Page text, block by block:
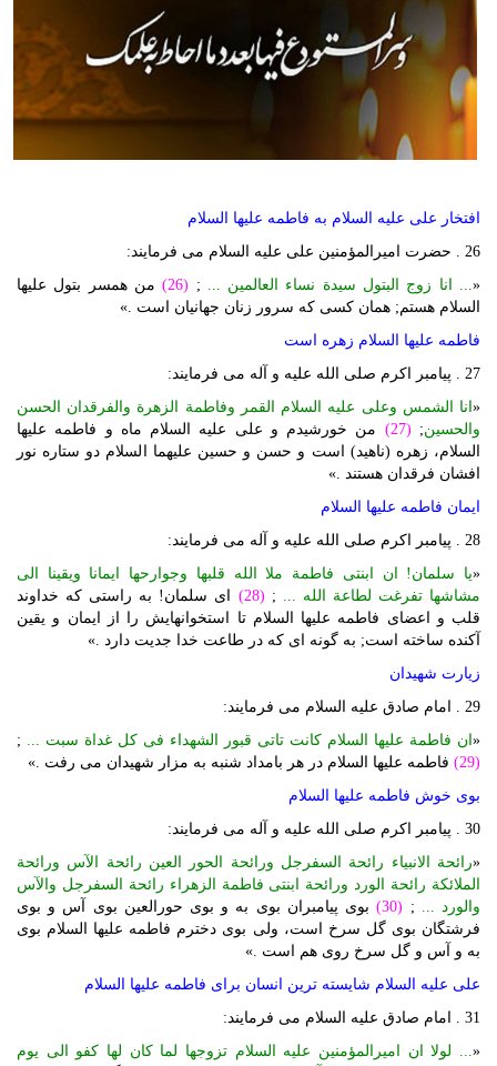
افتخار علی علیه السلام به فاطمه علیها السلام
26 . حضرت امیرالمؤمنین علی علیه السلام می فرمایند:
«... انا زوج البتول سیدة نساء العالمین ... ;
(26)
من همسر بتول علیها
السلام هستم; همان کسی که سرور زنان جهانیان است .»
فاطمه علیها السلام زهره است
27 . پیامبر اکرم صلی الله علیه و آله می فرمایند:
«انا الشمس وعلی علیه السلام القمر وفاطمة الزهرة والفرقدان الحسن
والحسین;
(27)
من خورشیدم و علی علیه السلام ماه و فاطمه علیها
السلام، زهره (ناهید) است و حسن و حسین علیهما السلام دو ستاره نور
افشان فرقدان هستند .»
ایمان فاطمه علیها السلام
28 . پیامبر اکرم صلی الله علیه و آله می فرمایند:
«یا سلمان! ان ابنتی فاطمة ملا الله قلبها وجوارحها ایمانا ویقینا الی
مشاشها تفرغت لطاعة الله ...
;
(28)
ای سلمان! به راستی که خداوند
قلب و اعضای فاطمه علیها السلام تا استخوانهایش را از ایمان و یقین
آکنده ساخته است; به گونه ای که در طاعت خدا جدیت دارد .»
زیارت شهیدان
29 . امام صادق علیه السلام می فرمایند:
«ان فاطمة علیها السلام کانت تاتی قبور الشهداء فی کل غداة سبت ...
;
(29)
فاطمه علیها السلام در هر بامداد شنبه به مزار شهیدان می رفت .»
بوی خوش فاطمه علیها السلام
30 . پیامبر اکرم صلی الله علیه و آله می فرمایند:
«رائحة الانبیاء رائحة السفرجل ورائحة الحور العین رائحة الآس ورائحة
الملائکة رائحة الورد ورائحة ابنتی فاطمة الزهراء رائحة السفرجل والآس
والورد ...
;
(30)
بوی پیامبران بوی به و بوی حورالعین بوی آس و بوی
فرشتگان بوی گل سرخ است، ولی بوی دخترم فاطمه علیها السلام بوی
به و آس و گل سرخ روی هم است .»
علی علیه السلام شایسته ترین انسان برای فاطمه علیها السلام
31 . امام صادق علیه السلام می فرمایند:
« ... لولا ان امیرالمؤمنین علیه السلام تزوجها لما کان لها کفو الی یوم